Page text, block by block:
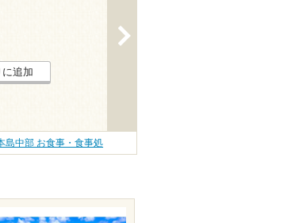
追加
島中部 お食事・食事処